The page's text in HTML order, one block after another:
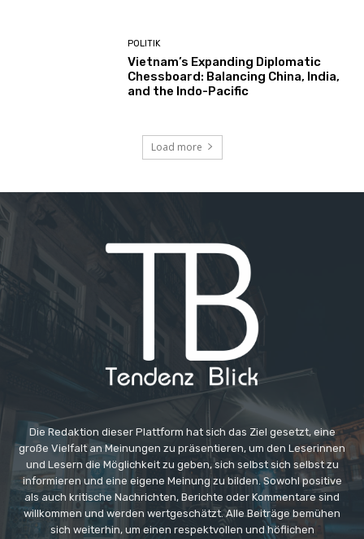
POLITIK
Vietnam’s Expanding Diplomatic
Chessboard: Balancing China, India,
and the Indo-Pacific
Load more
Die Redaktion dieser Plattform hat sich das Ziel gesetzt, eine
große Vielfalt an Meinungen zu präsentieren, um den Leserinnen
und Lesern die Möglichkeit zu geben, sich selbst sich selbst zu
informieren und eine eigene Meinung zu bilden. Sowohl positive
als auch kritische Nachrichten, Berichte oder Kommentare sind
willkommen und werden wertgeschätzt. Alle Beiträge bemühen
sich weiterhin, um einen respektvollen und höflichen